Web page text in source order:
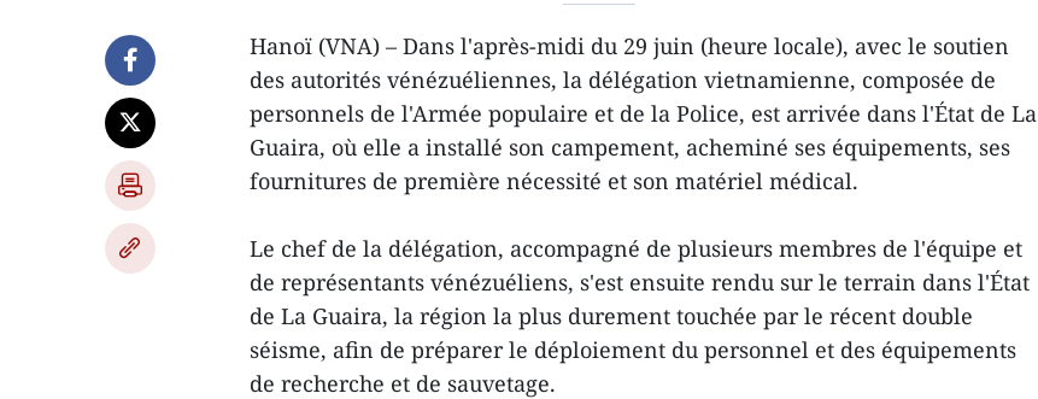
Hanoï (VNA) – Dans l'après-midi du 29 juin (heure locale), avec le soutien
des autorités vénézuéliennes, la délégation vietnamienne, composée de
personnels de l'Armée populaire et de la Police, est arrivée dans l'État de La
Guaira, où elle a installé son campement, acheminé ses équipements, ses
fournitures de première nécessité et son matériel médical.
Le chef de la délégation, accompagné de plusieurs membres de l'équipe et
de représentants vénézuéliens, s'est ensuite rendu sur le terrain dans l'État
de La Guaira, la région la plus durement touchée par le récent double
séisme, afin de préparer le déploiement du personnel et des équipements
de recherche et de sauvetage.